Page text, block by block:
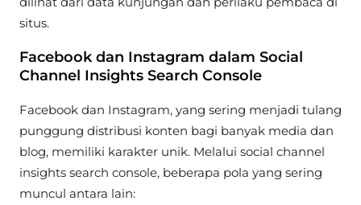
situs.
Facebook dan Instagram dalam Social
Channel Insights Search Console
Facebook dan Instagram, yang sering menjadi tulang
punggung distribusi konten bagi banyak media dan
blog, memiliki karakter unik. Melalui social channel
insights search console, beberapa pola yang sering
muncul antara lain: